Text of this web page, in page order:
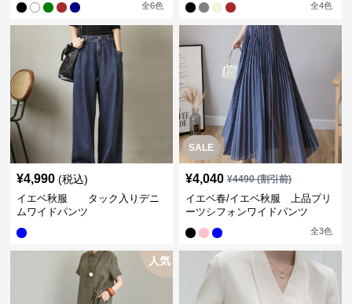
全6色 全4色
¥4,990 (税込)
イエベ秋服 タック入りデニ
ムワイドパンツ
SALE
¥4,040 ¥4490(割引前)
イエベ春/イエベ秋服 上品プリ
ーツシフォンワイドパンツ
全3色
人気